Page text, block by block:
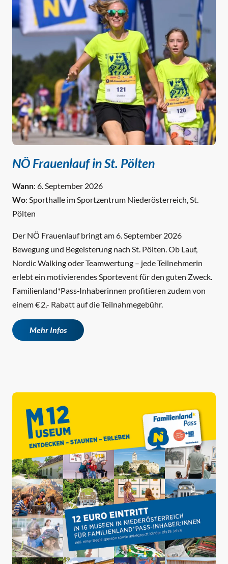
NÖ Frauenlauf in St. Pölten
Wann: 6. September 2026
Wo: Sporthalle im Sportzentrum Niederösterreich, St.
Pölten
Der NÖ Frauenlauf bringt am 6. September 2026
Bewegung und Begeisterung nach St. Pölten. Ob Lauf,
Nordic Walking oder Teamwertung – jede Teilnehmerin
erlebt ein motivierendes Sportevent für den guten Zweck.
Familienland*Pass‑Inhaberinnen profitieren zudem von
einem € 2,- Rabatt auf die Teilnahmegebühr.
Mehr Infos